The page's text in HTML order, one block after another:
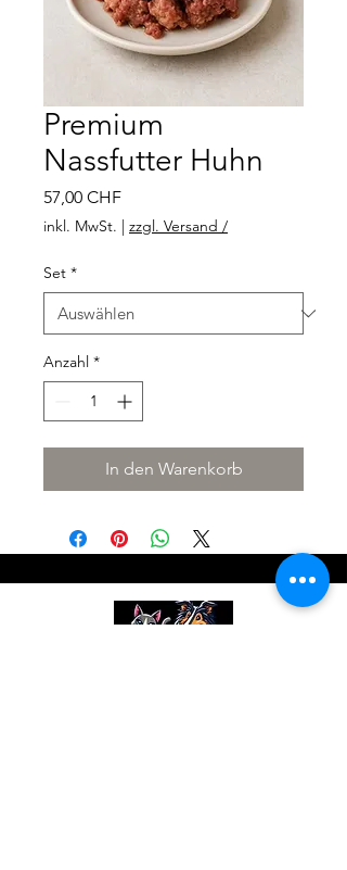
Premium
Nassfutter Huhn
57,00 CHFPreis
inkl. MwSt. | zzgl. Versand /
Set *
Anzahl *
In den Warenkorb